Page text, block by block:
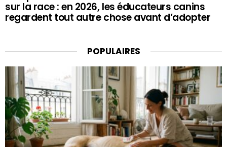
sur la race : en 2026, les éducateurs canins
regardent tout autre chose avant d’adopter
POPULAIRES